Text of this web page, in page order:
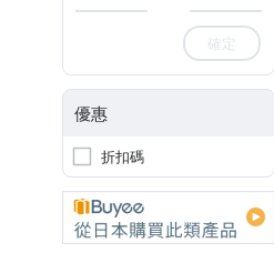
確定
優惠
折扣碼